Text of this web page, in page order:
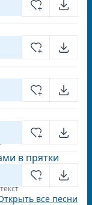
в прятки
все песни